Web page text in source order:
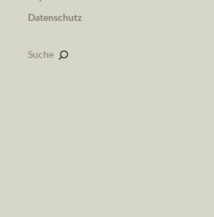
Datenschutz
Suche